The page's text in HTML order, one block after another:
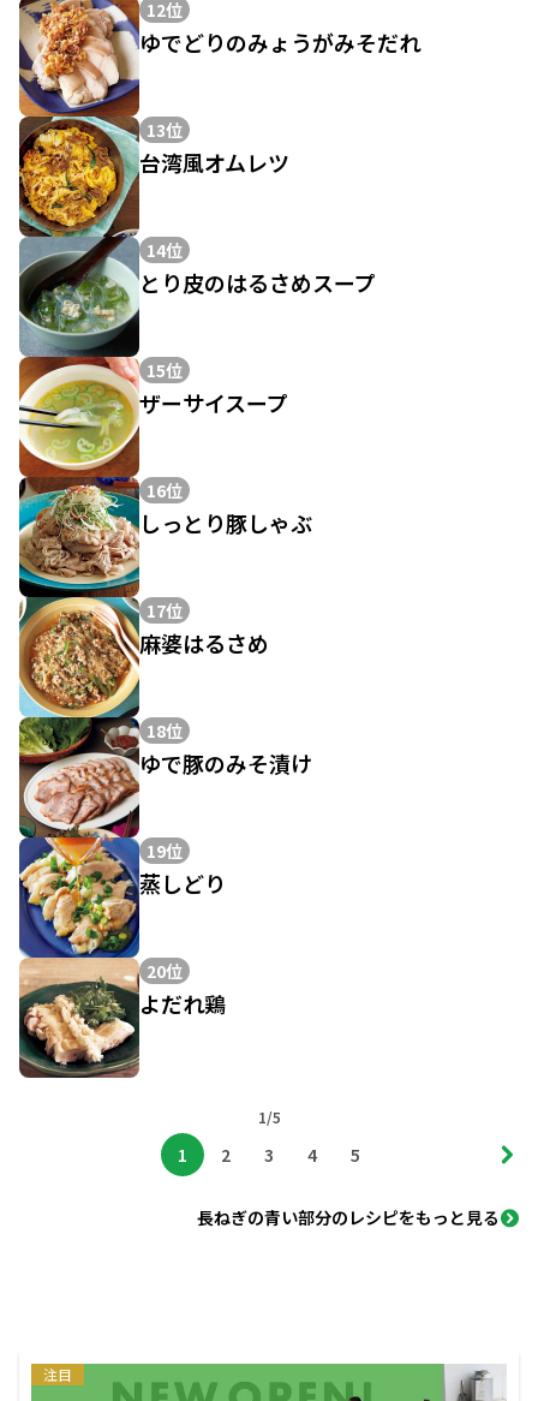
12位
ゆでどりのみょうがみそだれ
13位
台湾風オムレツ
14位
とり皮のはるさめスープ
15位
ザーサイスープ
16位
しっとり豚しゃぶ
17位
麻婆はるさめ
18位
ゆで豚のみそ漬け
19位
蒸しどり
20位
よだれ鶏
1/5
1 2 3 4 5
長ねぎの青い部分のレシピをもっと見る
注目